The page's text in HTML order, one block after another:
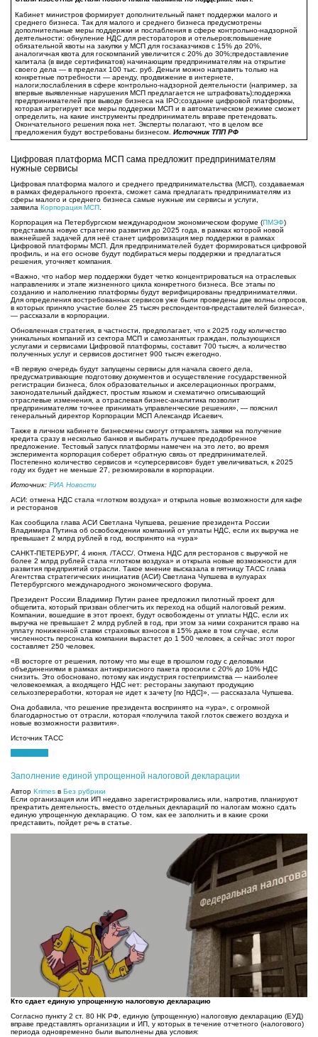
Кабинет министров формирует дополнительный пакет поддержки малого и
среднего бизнеса. Так для малого и среднего бизнеса предусмотрены
дополнительные меры поддержки и послабления в сфере контрольно-надзорной
деятельности: обнуление НДС для рестораторов и отельеров;повышение
обязательной квоты на закупки у МСП для госзаказчиков с 15% до 20%,
аналогичная квота для госкомпаний увеличится с 20% до 30%;предоставление
капитала (в виде сертификатов) начинающим предпринимателям на открытие
своего дела — в пределах 100 тыс. руб. Деньги можно направить только на
конкретные потребности — аренду, продвижение в интернете,
налоги;послабления в сфере контрольно-надзорной деятельности (например, за
впервые выявленные нарушения МСП предлагается не штрафовать);поддержка
предпринимателей при выводе бизнеса на IPO;создание цифровой платформы,
которая агрегирует все меры поддержки МСП и в автоматическом режиме сможет
определить, на какие инструменты предприниматель вправе претендовать.
Окончательного решения пока нет. Эксперты полагают, что в целом все
предложения будут востребованы бизнесом. Источник ТПП РФ
Цифровая платформа МСП сама предложит предпринимателям
нужные сервисы
Цифровая платформа малого и среднего предпринимательства (МСП), создаваемая
в рамках федерального проекта, сможет сама предлагать предпринимателям из
сферы малого и среднего бизнеса самые нужные им сервисы и услуги,
заявила Корпорация МСП
Корпорация на Петербургском международном экономическом форуме (ПМЭФ)
представила новую стратегию развития до 2025 года, в рамках которой новой
важнейшей задачей для неё станет цифровизация мер поддержки в рамках
Цифровой платформы МСП. Для предпринимателей будет формироваться цифровой
профиль, и на его основе будут подбираться меры поддержки и предлагаться
решения, уточняет компания.
«Важно, что набор мер поддержки будет четко концентрироваться на отраслевых
направлениях и этапе жизненного цикла конкретного бизнеса. Все этапы по
созданию и наполнению платформы будут верифицированы предпринимателями.
Для определения востребованных сервисов уже были проведены две волны опросов,
в которых приняло участие более 25 тысяч респондентов-представителей бизнеса»,
— рассказали в корпорации.
Обновленная стратегия, в частности, предполагает, что к 2025 году количество
уникальных компаний из сектора МСП и самозанятых граждан, пользующихся
услугами и сервисами Цифровой платформы, составит 700 тысяч, а количество
полученных услуг и сервисов достигнет 900 тысяч ежегодно.
«В первую очередь будут запущены сервисы для начала своего дела,
предусматривающие подготовку документов и осуществление государственной
регистрации бизнеса, блок образовательных и акселерационных программ,
законодательный дайджест, простым языком и схематично описывающий
отраслевые изменения, а отраслевая бизнес-аналитика позволит
предпринимателям точнее принимать управленческие решения», — пояснил
генеральный директор Корпорации МСП Александр Исаевич.
Также в личном кабинете бизнесмены смогут отправлять заявки на получение
кредита сразу в несколько банков и выбирать лучшее предодобренное
предложение. Тестовый запуск платформы намечен на это лето, во время
эксперимента корпорация соберет обратную связь от предпринимателей.
Постепенно количество сервисов и «суперсервисов» будет увеличиваться, к 2025
году их будет не меньше 27, резюмировали в корпорации.
Источник: РИА Новости
АСИ: отмена НДС стала «глотком воздуха» и открыла новые возможности для кафе
и ресторанов
Как сообщила глава АСИ Светлана Чупшева, решение президента России
Владимира Путина об освобождении компаний от уплаты НДС, если их выручка не
превышает 2 млрд рублей в год, воспринято на «ура»
САНКТ-ПЕТЕРБУРГ, 4 июня. /ТАСС/. Отмена НДС для ресторанов с выручкой не
более 2 млрд рублей стала «глотком воздуха» и открыла новые возможности для
развития предприятий отрасли. Такое мнение высказала в пятницу ТАСС глава
Агентства стратегических инициатив (АСИ) Светлана Чупшева в кулуарах
Петербургского международного экономического форума.
Президент России Владимир Путин ранее предложил пилотный проект для
общепита, который призван облегчить их переход на общий налоговый режим.
Компании, вошедшие в этот проект, будут освобождены от уплаты НДС, если их
выручка не превышает 2 млрд рублей в год, при этом за ними сохранится право на
уплату пониженной ставки страховых взносов в 15% даже в том случае, если
численность персонала компании вырастет до 1 500 человек, а сейчас этот порог
составляет 250 человек.
«В восторге от решения, потому что мы еще в прошлом году с деловыми
объединениями в рамках антикризисного пакета просили с 20% до 10% НДС
снизить. Это обосновано, потому как индустрия гостеприимства — наиболее
человекоемкая, а входящего НДС нет: рестораны закупают продукцию
сельхозпереработки, которая не идет к зачету [по НДС]», — рассказала Чупшева.
Она добавила, что решение президента воспринято на «ура», с огромной
благодарностью от отрасли, которая «получила такой глоток свежего воздуха и
новые возможности развития».
Источник ТАСС
Заполнение единой упрощенной налоговой декларации
Автор Krimes в Без рубрики
Если организация или ИП недавно зарегистрировались или, напротив, планируют
прекратить деятельность, вместо отдельных деклараций по налогам можно сдать
единую упрощенную декларацию. О том, как ее заполнить и в какие сроки
представить, пойдет речь в статье.
Кто сдает единую упрощенную налоговую декларацию
Согласно пункту 2 ст. 80 НК РФ, единую (упрощенную) налоговую декларацию (ЕУД)
вправе представлять организации и ИП, у которых в течение отчетного (налогового)
периода одновременно были выполнены два условия: